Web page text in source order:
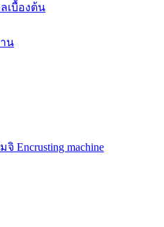
เบื้องต้น
น
Encrusting machine